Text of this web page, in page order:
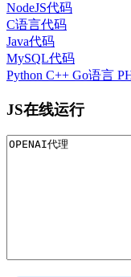
NodeJS代码
C语言代码
Java代码
MySQL代码
Python C++ Go语言
JS在线运行